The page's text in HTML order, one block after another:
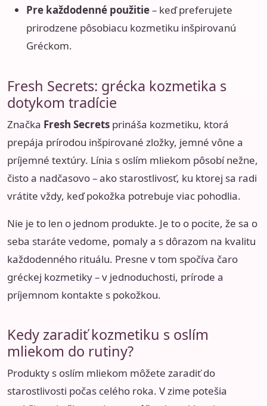
Pre každodenné použitie– keď preferujete
prirodzene pôsobiacu kozmetiku inšpirovanú
Gréckom.
Fresh Secrets: grécka kozmetika s
dotykom tradície
Značka Fresh Secrets prináša kozmetiku, ktorá
prepája prírodou inšpirované zložky, jemné vône a
príjemné textúry. Línia s oslím mliekom pôsobí nežne,
čisto a nadčasovo – ako starostlivosť, ku ktorej sa radi
vrátite vždy, keď pokožka potrebuje viac pohodlia.
Nie je to len o jednom produkte. Je to o pocite, že sa o
seba staráte vedome, pomaly a s dôrazom na kvalitu
každodenného rituálu. Presne v tom spočíva čaro
gréckej kozmetiky – v jednoduchosti, prírode a
príjemnom kontakte s pokožkou.
Kedy zaradiť kozmetiku s oslím
mliekom do rutiny?
Produkty s oslím mliekom môžete zaradiť do
starostlivosti počas celého roka. V zime potešia